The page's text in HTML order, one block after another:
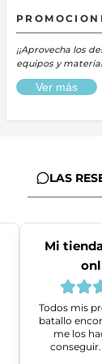
¡¡Aprovecha los
equipos y
Ver más
LAS
Mi
Todos mis
batallo
me los
ventas es